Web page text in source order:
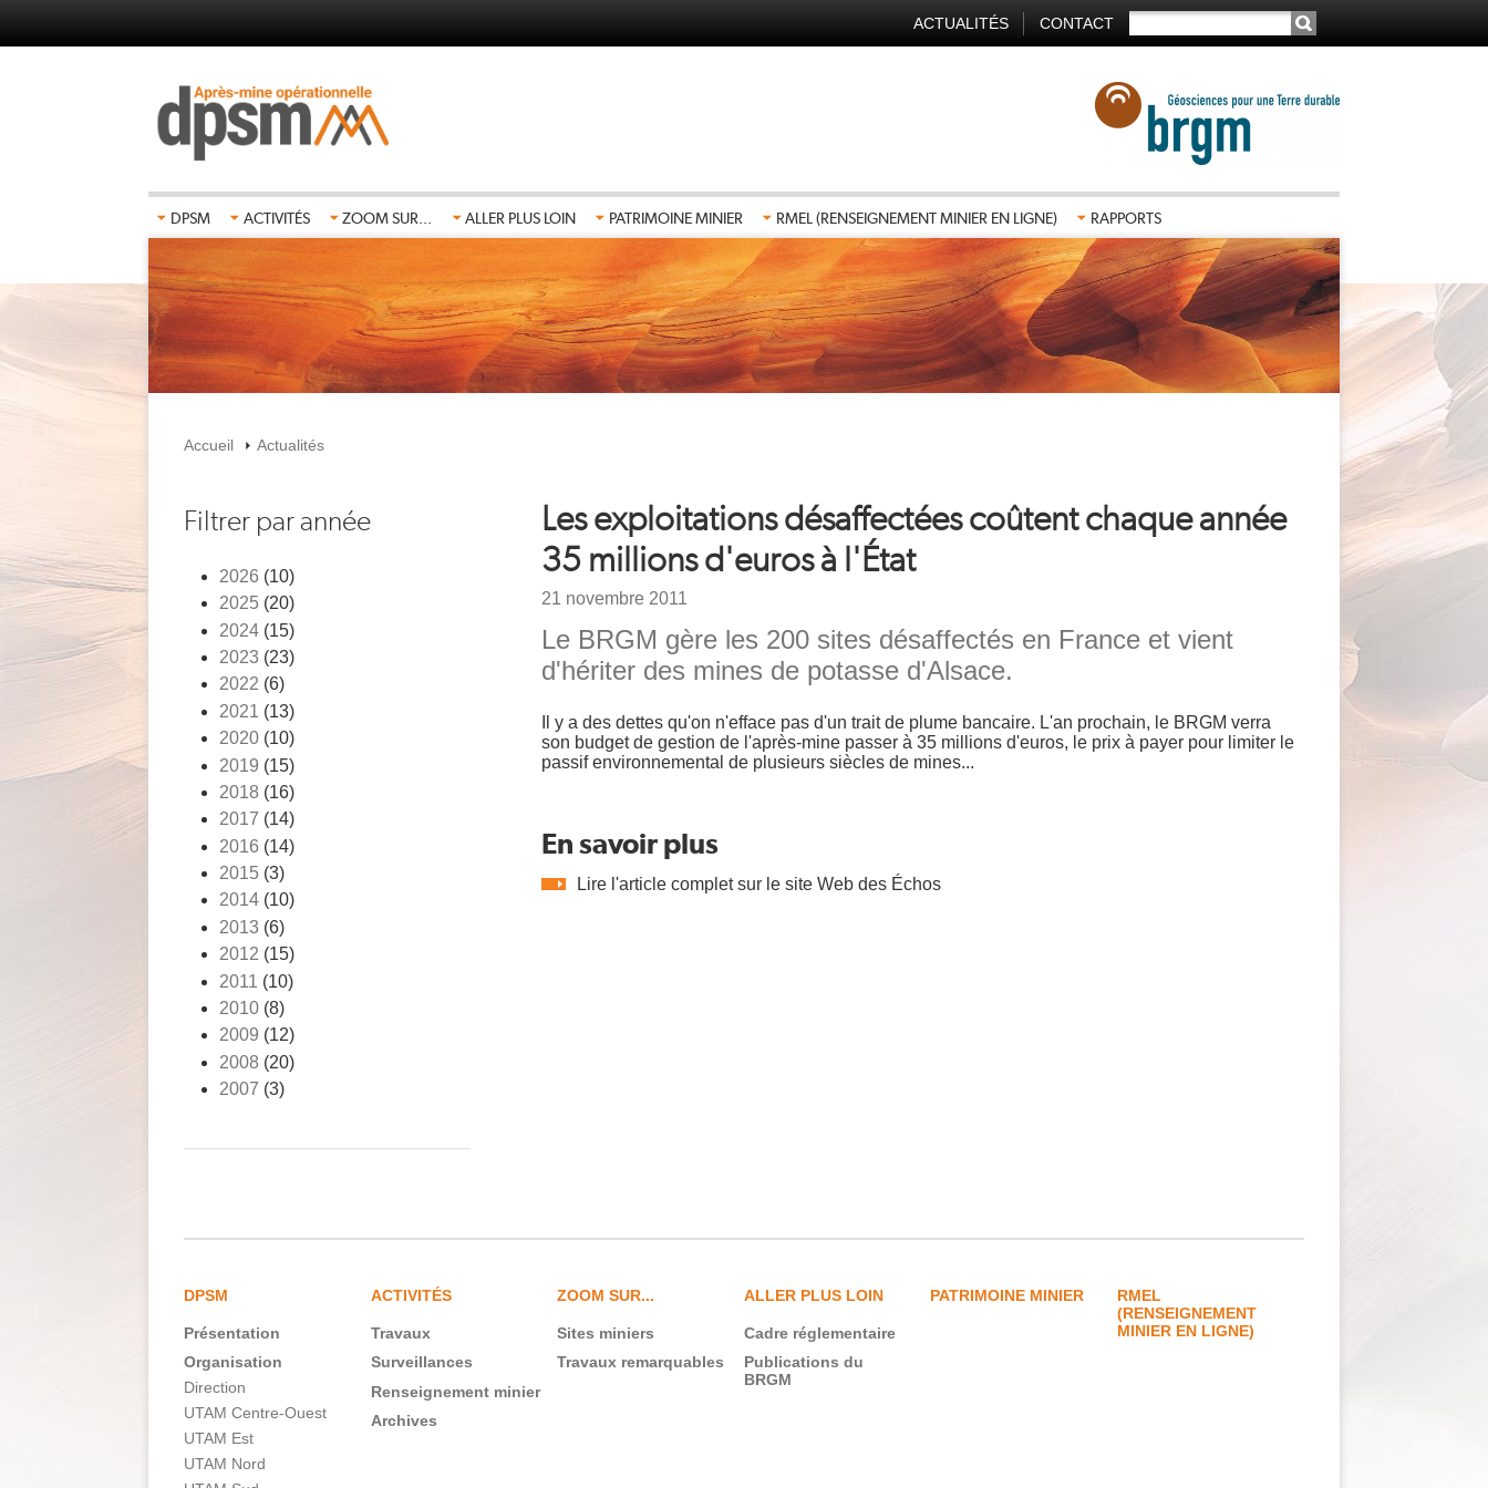
contenu
RECHERCHER
ACTUALITÉS CONTACT
DPSM ACTIVITÉS ZOOM SUR... ALLER PLUS LOIN PATRIMOINE MINIER RMEL (RENSEIGNEMENT MINIER EN LIGNE) RAPPORTS
d'Ariane
Accueil Actualités
Les exploitations désaffectées coûtent chaque année
35 millions d'euros à l'État
Date
21 novembre 2011
Chapeau
Le BRGM gère les 200 sites désaffectés en France et vient
d'hériter des mines de potasse d'Alsace.
Texte
Il y a des dettes qu'on n'efface pas d'un trait de plume bancaire. L'an prochain, le BRGM verra
son budget de gestion de l'après-mine passer à 35 millions d'euros, le prix à payer pour limiter le
passif environnemental de plusieurs siècles de mines...
En savoir plus
Lire l'article complet sur le site Web des Échos
Filtrer par année
2026 (10)
2025 (20)
2024 (15)
2023 (23)
2022 (6)
2021 (13)
2020 (10)
2019 (15)
2018 (16)
2017 (14)
2016 (14)
2015 (3)
2014 (10)
2013 (6)
2012 (15)
2011 (10)
2010 (8)
2009 (12)
2008 (20)
2007 (3)
Navigation
principale
FR
DPSM
Présentation
Organisation
Direction
UTAM Centre-Ouest
UTAM Est
UTAM Nord
ACTIVITÉS
Travaux
Surveillances
Renseignement minier
Archives
ZOOM SUR...
Sites miniers
Travaux remarquables
ALLER PLUS LOIN
Cadre réglementaire
Publications du
BRGM
PATRIMOINE MINIER
RMEL
(RENSEIGNEMENT
MINIER EN LIGNE)